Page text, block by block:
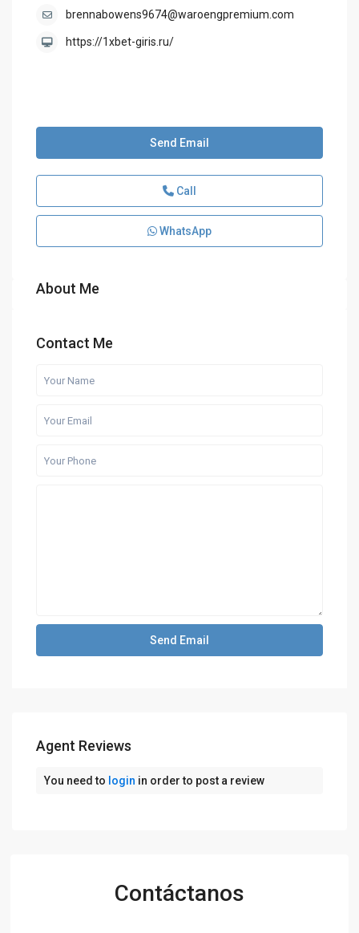
brennabowens9674@waroengpremium.com
https://1xbet-giris.ru/
Send Email
Call
WhatsApp
About Me
Contact Me
Agent Reviews
You need to login in order to post a review
Contáctanos